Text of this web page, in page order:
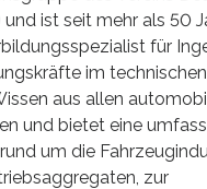
und ist seit mehr als 50
für
im
aus allen
und bietet eine
um die
zur